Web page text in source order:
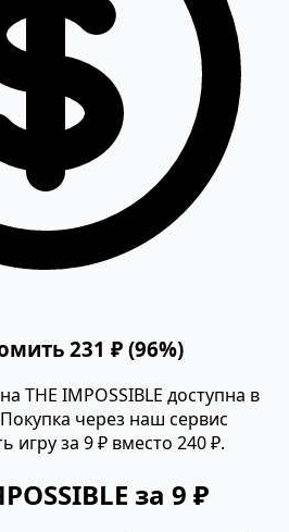
231 ₽ (96%)
THE IMPOSSIBLE доступна в
через наш сервис
игру за 9 ₽ вместо 240 ₽.
за 9 ₽